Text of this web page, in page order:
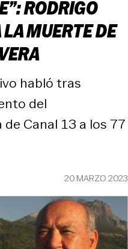
RODRIGO
MUERTE DE
habló tras
del
Canal 13 a los 77
20 MARZO 2023